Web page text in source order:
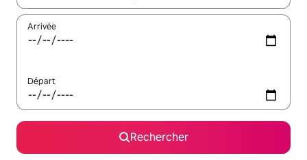
Arrivée
Départ
Rechercher